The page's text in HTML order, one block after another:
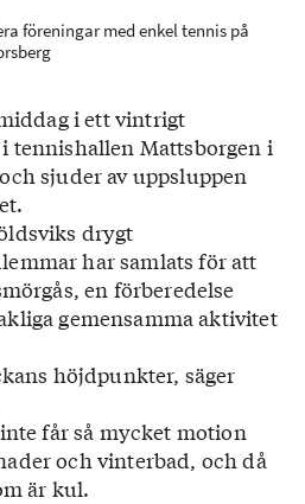
föreningar med enkel tennis på
i ett vintrigt
tennishallen Mattsborgen i
sjuder av uppsluppen
drygt
har samlats för att
en förberedelse
gemensamma aktivitet
höjdpunkter, säger
får så mycket motion
och vinterbad, och då
är kul.